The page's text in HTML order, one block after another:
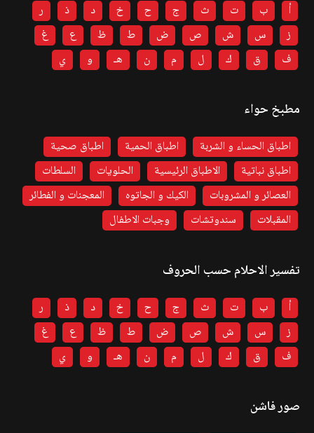
أ ب ت ث ج ح خ د ذ
ر
ز
س ش ص ض ط ظ ع
غ
ف
ق ك ل م ن هـ و ي
مطبخ حواء
اطباق الحساء و الشربة اطباق الحمية
اطباق صحية
اطباق نباتية
الاطباق الرئيسية الحلويات
السلطات
العصائر و المشروبات
الكيك و الجاتوه
المعجنات و الفطائر
المقبلات
سندوتشات وجبات الاطفال
تفسير الاحلام حسب الحروف
أ ب ت ث ج ح خ د ذ
ر
ز
س ش ص ض ط ظ ع
غ
ف
ق ك ل م ن هـ و ي
صور فاشن